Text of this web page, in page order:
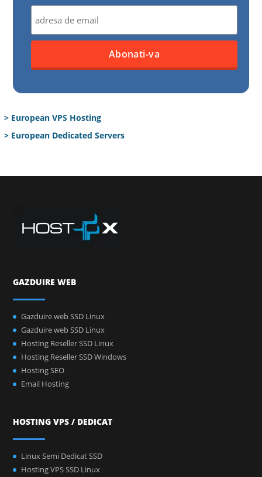
> European VPS Hosting
> European Dedicated Servers
GAZDUIRE WEB
Gazduire web SSD Linux
Gazduire web SSD Linux
Hosting Reseller SSD Linux
Hosting Reseller SSD Windows
Hosting SEO
Email Hosting
HOSTING VPS / DEDICAT
Linux Semi Dedicat SSD
Hosting VPS SSD Linux